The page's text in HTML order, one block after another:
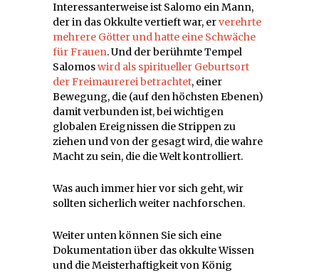
Interessanterweise ist Salomo ein Mann,
der in das Okkulte vertieft war, erverehrte
mehrere Götter und hatte eine Schwäche
für Frauen. Und der berühmte Tempel
Salomoswird als spiritueller Geburtsort
der Freimaurerei betrachtet, einer
Bewegung, die (auf den höchsten Ebenen)
damit verbunden ist, bei wichtigen
globalen Ereignissen die Strippen zu
ziehen und von der gesagt wird, die wahre
Macht zu sein, die die Welt kontrolliert.
Was auch immer hier vor sich geht, wir
sollten sicherlich weiter nachforschen.
Weiter unten können Sie sich eine
Dokumentation über das okkulte Wissen
und die Meisterhaftigkeit von König